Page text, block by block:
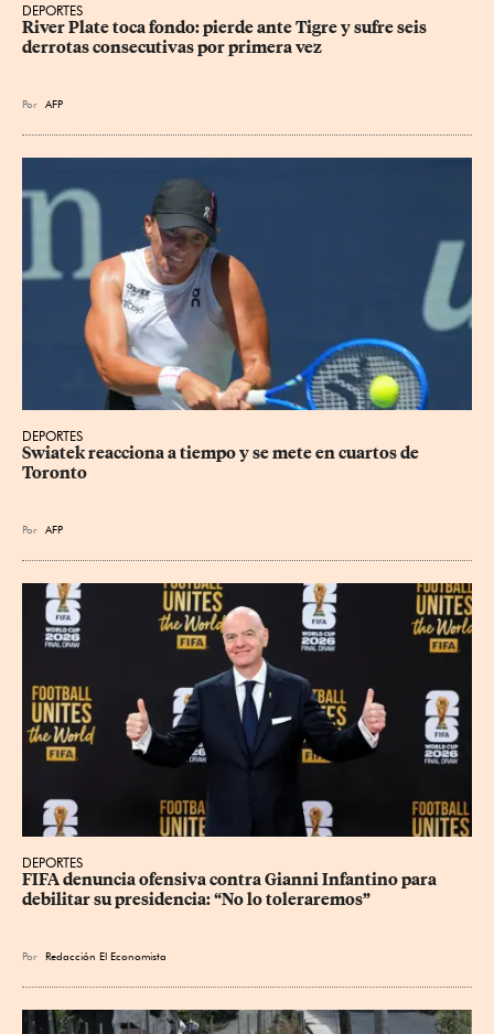
DEPORTES
River Plate toca fondo: pierde ante Tigre y sufre seis
derrotas consecutivas por primera vez
Por AFP
DEPORTES
Swiatek reacciona a tiempo y se mete en cuartos de
Toronto
Por AFP
DEPORTES
FIFA denuncia ofensiva contra Gianni Infantino para
debilitar su presidencia: “No lo toleraremos”
Por Redacción El Economista